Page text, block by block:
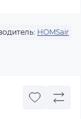
HOMSair